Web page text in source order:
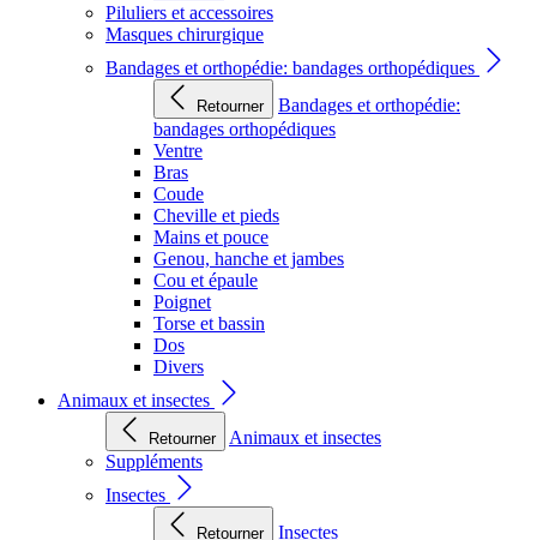
Piluliers et accessoires
Masques chirurgique
Bandages et orthopédie: bandages orthopédiques
Retourner
Bandages et orthopédie:
bandages orthopédiques
Ventre
Bras
Coude
Cheville et pieds
Mains et pouce
Genou, hanche et jambes
Cou et épaule
Poignet
Torse et bassin
Dos
Divers
Animaux et insectes
Retourner
Animaux et insectes
Suppléments
Insectes
Retourner
Insectes